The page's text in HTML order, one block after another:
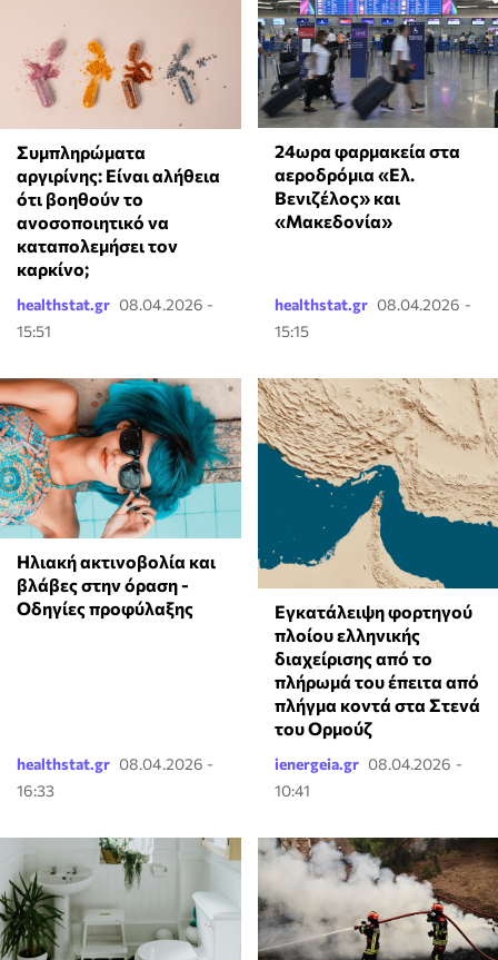
⁠Συμπληρώματα
αργιρίνης: Είναι αλήθεια
ότι βοηθούν το
ανοσοποιητικό να
καταπολεμήσει τον
καρκίνο;
healthstat.gr 08.04.2026 -
15:51
24ωρα φαρμακεία στα
αεροδρόμια «Ελ.
Βενιζέλος» και
«Μακεδονία»
healthstat.gr 08.04.2026 -
15:15
Ηλιακή ακτινοβολία και
βλάβες στην όραση -
Οδηγίες προφύλαξης
healthstat.gr 08.04.2026 -
16:33
Εγκατάλειψη φορτηγού
πλοίου ελληνικής
διαχείρισης από το
πλήρωμά του έπειτα από
πλήγμα κοντά στα Στενά
του Ορμούζ
ienergeia.gr 08.04.2026 -
10:41